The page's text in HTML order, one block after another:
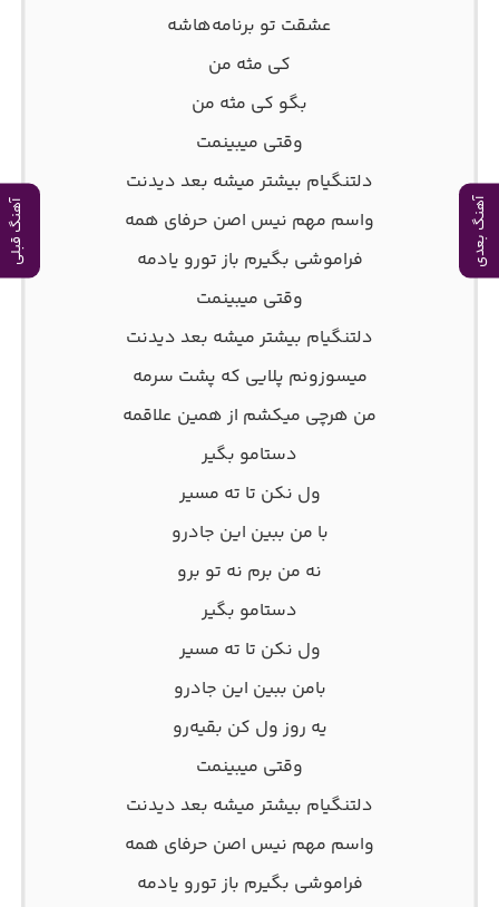
آهنگ بعدی آهنگ قبلی
عشقت تو برنامه‌هاشه
کی مثه من
بگو کی مثه من
وقتی میبینمت
دلتنگیام بیشتر میشه بعد دیدنت
واسم مهم نیس اصن حرفای همه
فراموشی بگیرم باز تورو یادمه
وقتی میبینمت
دلتنگیام بیشتر میشه بعد دیدنت
میسوزونم پلایی که پشت سرمه
من هرچی میکشم از همین علاقمه
دستامو بگیر
ول نکن تا ته مسیر
با من ببین این جادرو
نه من برم نه تو برو
دستامو بگیر
ول نکن تا ته مسیر
با‌من ببین این جادرو
یه روز ول کن بقیه‌رو
وقتی میبینمت
دلتنگیام بیشتر میشه بعد دیدنت
واسم مهم نیس اصن حرفای همه
فراموشی بگیرم باز تورو یادمه